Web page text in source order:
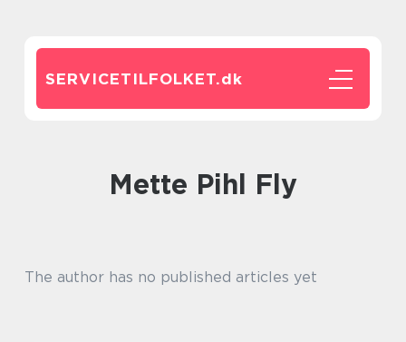
SERVICETILFOLKET.dk
Mette Pihl Fly
The author has no published articles yet